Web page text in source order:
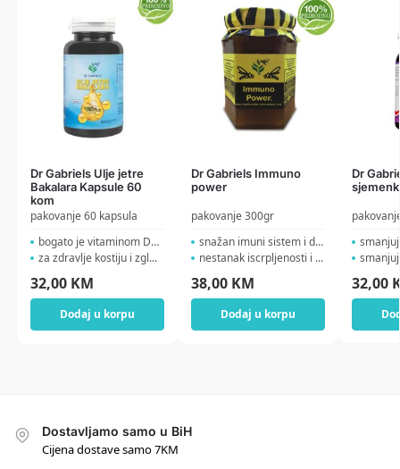
Dr Gabriels Ulje jetre
Bakalara Kapsule 60
kom
pakovanje 60 kapsula
bogato je vitaminom D3 i ...
za zdravlje kostiju i zgl...
32,00 KM
Dodaj u korpu
Dr Gabriels Immuno
power
pakovanje 300gr
snažan imuni sistem i do...
nestanak iscrpljenosti i ...
38,00 KM
Dodaj u korpu
Dr
32,00
Dostavljamo samo u BiH
Cijena dostave samo 7KM